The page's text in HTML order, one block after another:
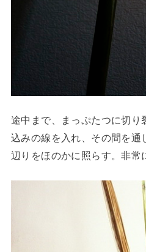
途中まで、まっぷたつに切り
込みの線を入れ、その間を通
辺りをほのかに照らす。非常